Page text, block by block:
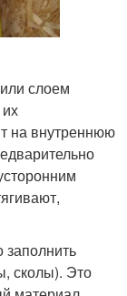
слоем
на внутреннюю
заполнить
сколы). Это